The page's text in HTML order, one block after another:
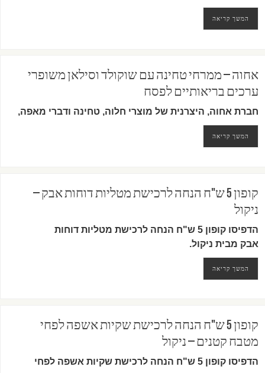
המשך קריאה
אחוה – ממרחי טחינה עם שוקולד וסילאן משופרי
ערכים בריאותיים לפסח
חברת אחוה, היצרנית של מוצרי חלוה, טחינה ודברי מאפה,
המשך קריאה
קופון 5 ש"ח הנחה לרכישת מטליות דוחות אבק –
ניקול
הדפיסו קופון 5 ש"ח הנחה לרכישת מטליות דוחות
אבק מבית ניקול.
המשך קריאה
קופון 5 ש"ח הנחה לרכישת שקיות אשפה לפחי
מטבח קטנים – ניקול
הדפיסו קופון 5 ש"ח הנחה לרכישת שקיות אשפה לפחי